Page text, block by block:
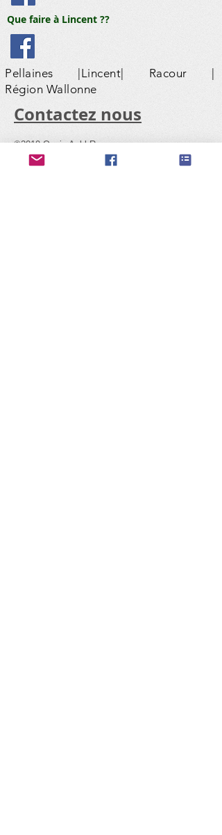
Que faire à Lincent ??
Pellaines |Lincent| Racour |
Région Wallonne
​Contactez nous
©2019 Oasis Asbl Racour